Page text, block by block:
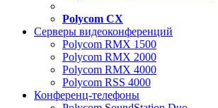
Polycom CX
Серверы видеоконференций
Polycom RMX 1500
Polycom RMX 2000
Polycom RMX 4000
Polycom RSS 4000
Конференц-телефоны